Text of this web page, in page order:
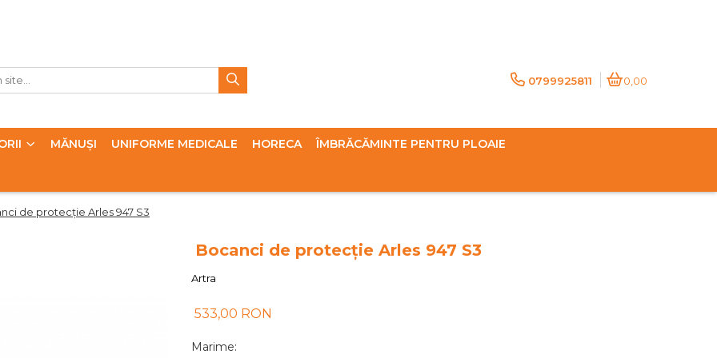
0799925811 0,00
MĂNUȘI UNIFORME MEDICALE HORECA ÎMBRĂCĂMINTE PENTRU PLOAIE
de protecție Arles 947 S3
Bocanci de protecție Arles 947 S3
Artra
533,00 RON
Marime: